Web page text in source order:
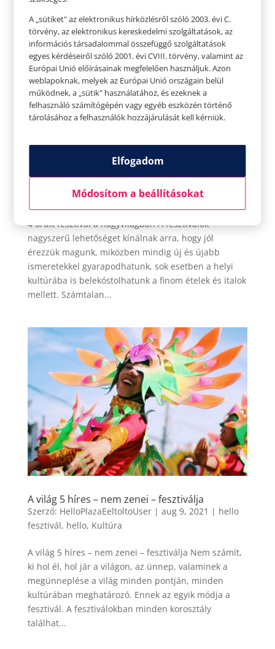
4 őrült fesztivál a nagyvilágban
hello,Kultúra
4 őrült fesztivál a nagyvilágban A fesztiválok
nagyszerű lehetőséget kínálnak arra, hogy jól
érezzük magunk, miközben mindig új és újabb
ismeretekkel gyarapodhatunk, sok esetben a helyi
kultúrába is belekóstolhatunk a finom ételek és italok
mellett. Számtalan...
A világ 5 híres – nem zenei – fesztiválja
Szerző: HelloPlazaEeltoltoUser| aug 9, 2021 | hello
fesztivál, hello, Kultúra
A világ 5 híres – nem zenei – fesztiválja Nem számít,
ki hol él, hol jár a világon, az ünnep, valaminek a
megünneplése a világ minden pontján, minden
kultúrában meghatározó. Ennek az egyik módja a
fesztivál. A fesztiválokban minden korosztály
találhat...
A „sütiket" az elektronikus hírközlésről szóló 2003. évi C.
törvény, az elektronikus kereskedelmi szolgáltatások, az
információs társadalommal összefüggő szolgáltatások
egyes kérdéseiről szóló 2001. évi CVIII. törvény, valamint az
Európai Unió előírásainak megfelelően használjuk. Azon
weblapoknak, melyek az Európai Unió országain belül
működnek, a „sütik" használatához, és ezeknek a
felhasználó számítógépén vagy egyéb eszközén történő
tárolásához a felhasználók hozzájárulását kell kérniük.
Elfogadom
Módosítom a beállításokat